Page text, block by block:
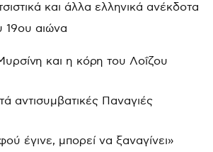
και άλλα ελληνικά ανέκδοτα
19ου αιώνα
και η κόρη του Λοΐζου
αντισυμβατικές Παναγιές
έγινε, μπορεί να ξαναγίνει»